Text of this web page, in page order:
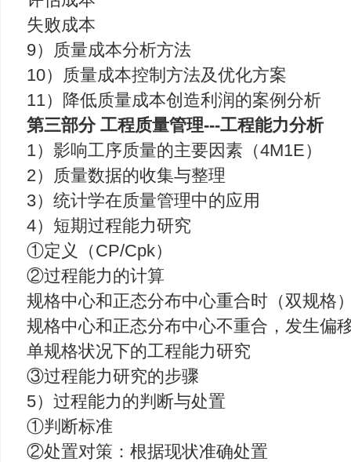
失败成本
9）质量成本分析方法
10）质量成本控制方法及优化方案
11）降低质量成本创造利润的案例分析
第三部分 工程质量管理---工程能力分析
1）影响工序质量的主要因素（4M1E）
2）质量数据的收集与整理
3）统计学在质量管理中的应用
4）短期过程能力研究
①定义（CP/Cpk）
②过程能力的计算
规格中心和正态分布中心重合时（双规格
规格中心和正态分布中心不重合，发生偏
单规格状况下的工程能力研究
③过程能力研究的步骤
5）过程能力的判断与处置
①判断标准
②处置对策：根据现状准确处置